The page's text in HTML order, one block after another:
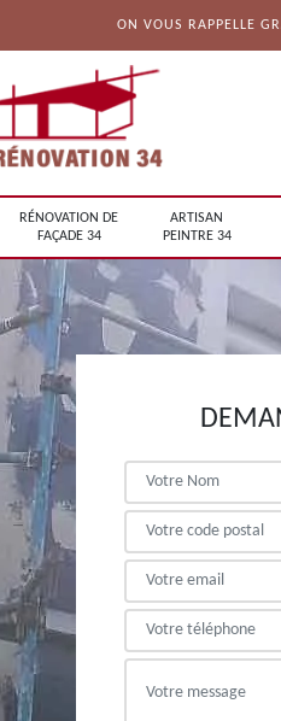
ON VOUS RAPPELLE
RÉNOVATION DE
FAÇADE 34
ARTISAN
PEINTRE 34